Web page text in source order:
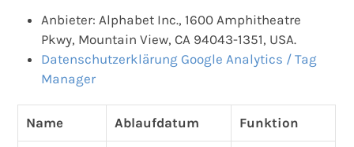
Anbieter: Alphabet Inc., 1600 Amphitheatre
Pkwy, Mountain View, CA 94043-1351, USA.
Datenschutzerklärung Google Analytics / Tag
Manager
Name Ablaufdatum Funktion